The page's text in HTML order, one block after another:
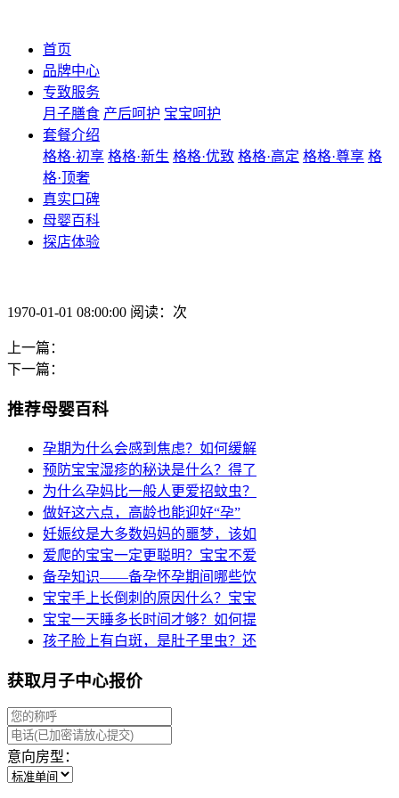
首页
品牌中心
专致服务
月子膳食 产后呵护 宝宝呵护
套餐介绍
格格·初享 格格·新生 格格·优致 格格·高定 格格·尊享 格
格·顶奢
真实口碑
母婴百科
探店体验
1970-01-01 08:00:00 阅读：次
上一篇：
下一篇：
推荐母婴百科
孕期为什么会感到焦虑？如何缓解
预防宝宝湿疹的秘诀是什么？得了
为什么孕妈比一般人更爱招蚊虫？
做好这六点，高龄也能迎好“孕”
妊娠纹是大多数妈妈的噩梦，该如
爱爬的宝宝一定更聪明？宝宝不爱
备孕知识——备孕怀孕期间哪些饮
宝宝手上长倒刺的原因什么？宝宝
宝宝一天睡多长时间才够？如何提
孩子脸上有白斑，是肚子里虫？还
获取月子中心报价
意向房型：